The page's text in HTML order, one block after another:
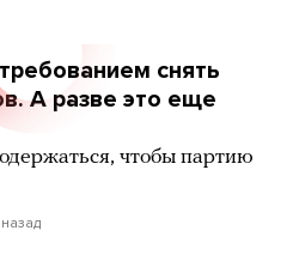
снять
А разве это еще
чтобы партию